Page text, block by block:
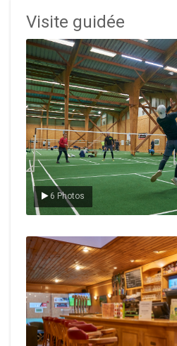
Visite guidée
6 Photos
Le badminton
Le Club